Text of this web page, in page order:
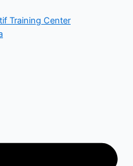
Training Center